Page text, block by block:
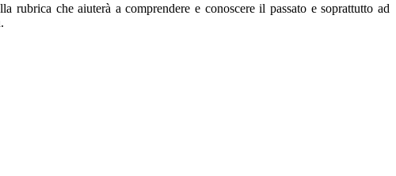
rubrica che aiuterà a comprendere e conoscere il passato e soprattutto ad